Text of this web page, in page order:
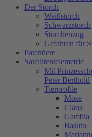
Der Storch
Weißstorch
Schwarzstorch
Storchenzug
Gefahren für
Patentiere
Satellitentelemetrie
Mit
Peter Berthold
Tierprofile
Mose
Claus
Gambia
Basuto